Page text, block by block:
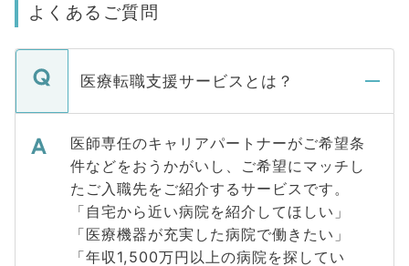
よくあるご質問
医療転職支援サービスとは？
医師専任のキャリアパートナーがご希望条
件などをおうかがいし、ご希望にマッチし
たご入職先をご紹介するサービスです。
「自宅から近い病院を紹介してほしい」
「医療機器が充実した病院で働きたい」
「年収1,500万円以上の病院を探してい